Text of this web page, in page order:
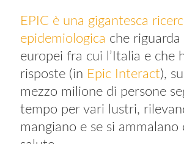
EPIC è una gigantesca
epidemiologica che riguarda
europei fra cui l’Italia e che
risposte (in Epic Interact),
mezzo milione di persone
tempo per vari lustri,
mangiano e se si ammalano